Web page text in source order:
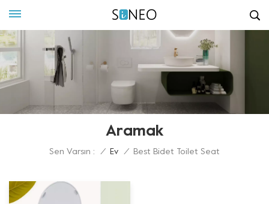
Aramak
Sen Varsın : / Ev / Best Bidet Toilet Seat